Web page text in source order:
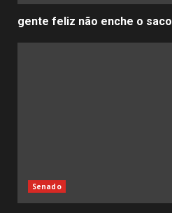
gente feliz não enche o saco
Senado